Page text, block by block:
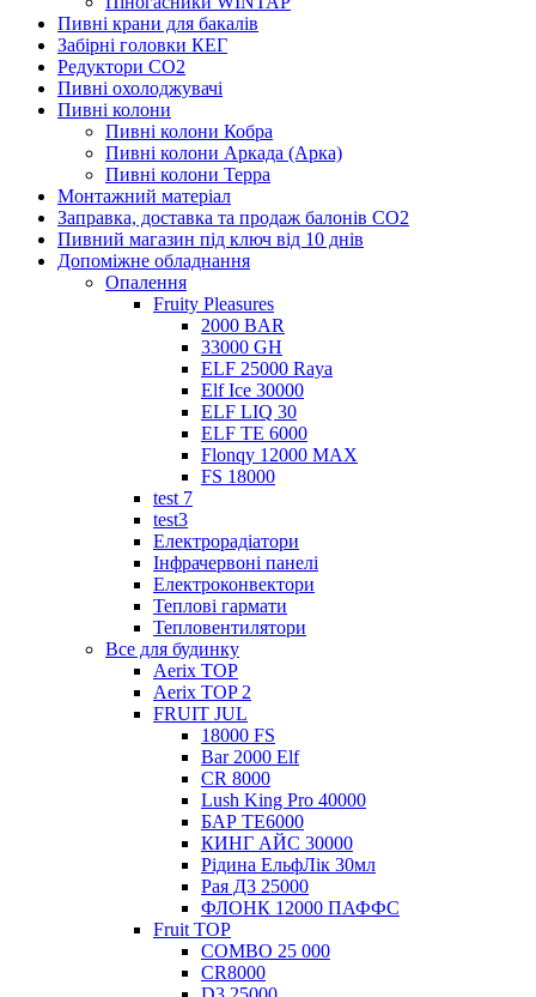
Пивні крани для бакалів
Забірні головки КЕГ
Редуктори СО2
Пивні охолоджувачі
Пивні колони
Пивні колони Кобра
Пивні колони Аркада (Арка)
Пивні колони Терра
Монтажний матеріал
Заправка, доставка та продаж балонів CO2
Пивний магазин під ключ від 10 днів
Допоміжне обладнання
Опалення
Fruity Pleasures
2000 BAR
33000 GH
ELF 25000 Raya
Elf Ice 30000
ELF LIQ 30
ELF TE 6000
Flonqy 12000 MAX
FS 18000
test 7
test3
Електрорадіатори
Інфрачервоні панелі
Електроконвектори
Теплові гармати
Тепловентилятори
Все для будинку
Aerix TOP
Aerix TOP 2
FRUIT JUL
18000 FS
Bar 2000 Elf
CR 8000
Lush King Pro 40000
БАР ТЕ6000
КИНГ АЙС 30000
Рідина ЕльфЛік 30мл
Рая Д3 25000
ФЛОНК 12000 ПАФФС
Fruit TOP
COMBO 25 000
CR8000